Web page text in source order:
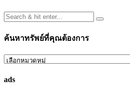
ค้นหาทรัพย์ที่คุณต้องการ
ค้นหา
ที่
ads